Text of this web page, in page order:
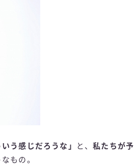
う感じだろうな」 と、私たちが予
もの。